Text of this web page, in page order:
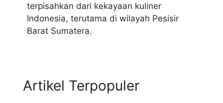
terpisahkan dari kekayaan kuliner
Indonesia, terutama di wilayah Pesisir
Barat Sumatera.
Artikel Terpopuler